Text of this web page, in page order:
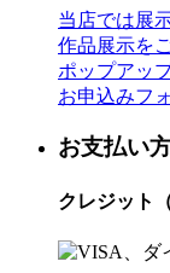
当店では展
作品展示を
ポップアッ
お申込みフ
お支払い
クレジット